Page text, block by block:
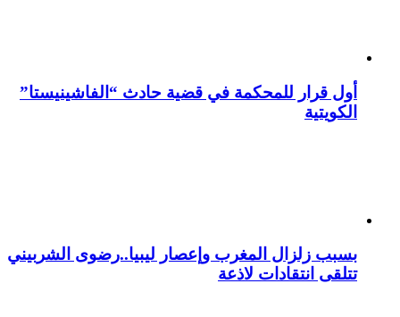
أول قرار للمحكمة في قضية حادث “الفاشينيستا”
الكويتية
بسبب زلزال المغرب وإعصار ليبيا..رضوى الشربيني
تتلقى انتقادات لاذعة